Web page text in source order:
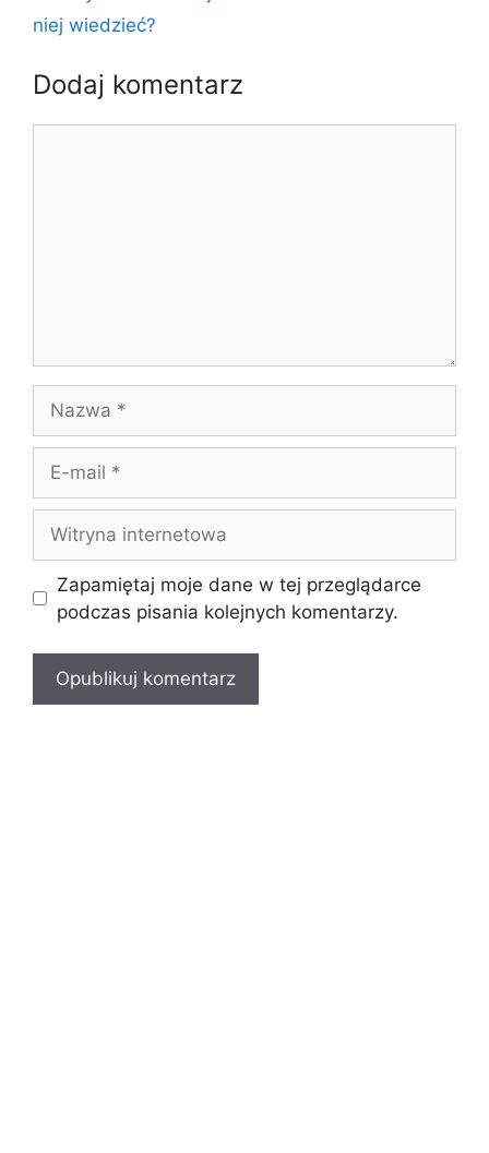
niej wiedzieć?
Dodaj komentarz
mail
internetowa
Zapamiętaj moje dane w tej przeglądarce
podczas pisania kolejnych komentarzy.